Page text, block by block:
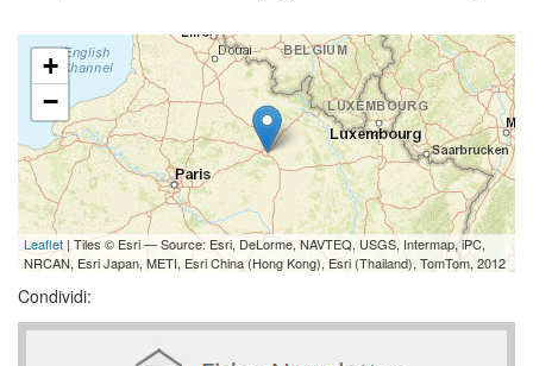
+
−
Leaflet | Tiles © Esri — Source: Esri, DeLorme, NAVTEQ, USGS, Intermap, iPC,
NRCAN, Esri Japan, METI, Esri China (Hong Kong), Esri (Thailand), TomTom, 2012
Condividi: